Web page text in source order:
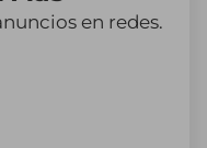
en redes.